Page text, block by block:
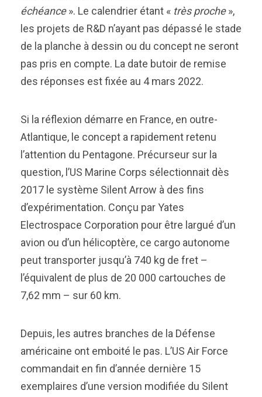
échéance». Le calendrier étant « très proche»,
les projets de R&D n’ayant pas dépassé le stade
de la planche à dessin ou du concept ne seront
pas pris en compte. La date butoir de remise
des réponses est fixée au 4 mars 2022.
Si la réflexion démarre en France, en outre-
Atlantique, le concept a rapidement retenu
l’attention du Pentagone. Précurseur sur la
question, l’US Marine Corps sélectionnait dès
2017 le système Silent Arrow à des fins
d’expérimentation. Conçu par Yates
Electrospace Corporation pour être largué d’un
avion ou d’un hélicoptère, ce cargo autonome
peut transporter jusqu’à 740 kg de fret –
l’équivalent de plus de 20 000 cartouches de
7,62 mm – sur 60 km.
Depuis, les autres branches de la Défense
américaine ont emboité le pas. L’US Air Force
commandait en fin d’année dernière 15
exemplaires d’une version modifiée du Silent